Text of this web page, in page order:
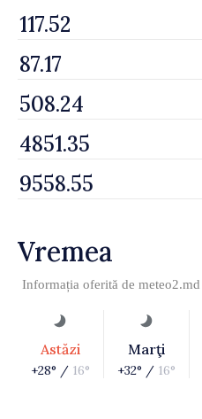
Vremea
Informația oferită de meteo2.md
Astăzi
+28° / 16°
Marţi
+32° / 16°